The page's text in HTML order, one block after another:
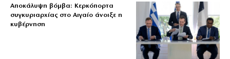
Αποκάλυψη βόμβα: Κερκόπορτα
συγκυριαρχίας στο Αιγαίο άνοιξε η
κυβέρνηση